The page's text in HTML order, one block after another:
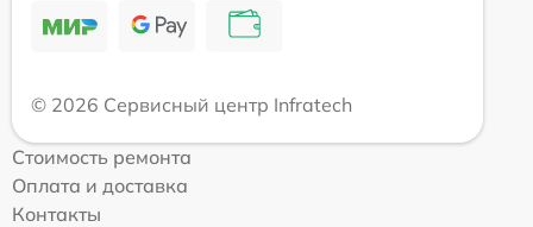
© 2026 Сервисный центр Infratech
Стоимость ремонта
Оплата и доставка
Контакты